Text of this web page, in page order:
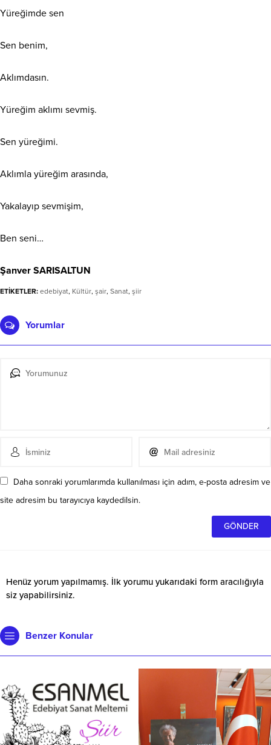
Yüreğimde sen
Sen benim,
Aklımdasın.
Yüreğim aklımı sevmiş.
Sen yüreğimi.
Aklımla yüreğim arasında,
Yakalayıp sevmişim,
Ben seni…
Şanver SARISALTUN
ETİKETLER: edebiyat, Kültür, şair, Sanat, şiir
Yorumlar
Daha sonraki yorumlarımda kullanılması için adım, e-posta adresim ve
site adresim bu tarayıcıya kaydedilsin.
Henüz yorum yapılmamış. İlk yorumu yukarıdaki form aracılığıyla
siz yapabilirsiniz.
Benzer Konular